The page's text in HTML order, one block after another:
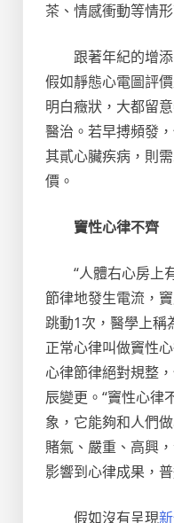
茶、情感衝動等情
跟著年紀的增
假如靜態心電圖評
明白癥狀，大都留
醫治。若早搏頻發
其貳心臟疾病，則
價。
竇性心律不齊
“人體右心房上
節律地發生電流，
跳動1次，醫學上稱
正常心律叫做竇性
心律節律絕對規整
辰變更。“竇性心律
象，它能夠和人們
賭氣、嚴重、高興
影響到心律成果，
假如沒有呈現